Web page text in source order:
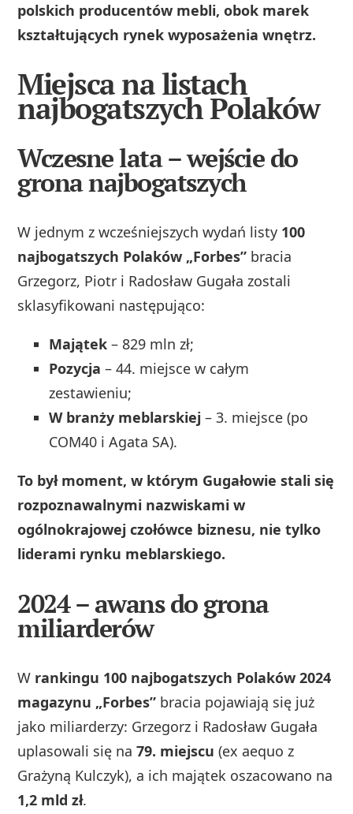
polskich producentów mebli, obok marek
kształtujących rynek wyposażenia wnętrz.
Miejsca na listach
najbogatszych Polaków
Wczesne lata – wejście do
grona najbogatszych
W jednym z wcześniejszych wydań listy 100
najbogatszych Polaków „Forbes” bracia
Grzegorz, Piotr i Radosław Gugała zostali
sklasyfikowani następująco:
Majątek – 829 mln zł;
Pozycja – 44. miejsce w całym
zestawieniu;
W branży meblarskiej – 3. miejsce (po
COM40 i Agata SA).
To był moment, w którym Gugałowie stali się
rozpoznawalnymi nazwiskami w
ogólnokrajowej czołówce biznesu, nie tylko
liderami rynku meblarskiego.
2024 – awans do grona
miliarderów
W rankingu 100 najbogatszych Polaków 2024
magazynu „Forbes” bracia pojawiają się już
jako miliarderzy: Grzegorz i Radosław Gugała
uplasowali się na79. miejscu (ex aequo z
Grażyną Kulczyk), a ich majątek oszacowano na
1,2 mld zł.